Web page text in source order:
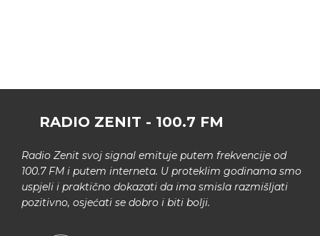
RADIO ZENIT - 100.7 FM
Radio Zenit svoj signal emituje putem frekvencije od
100.7 FM i putem interneta. U proteklim godinama smo
uspjeli i praktično dokazati da ima smisla razmišljati
pozitivno, osjećati se dobro i biti bolji.